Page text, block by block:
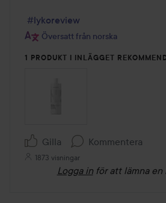
#lykoreview
Översatt från norska
1 PRODUKT I INLÄGGET
Gilla Kommentera
1873 visningar
Logga in för att lämna en